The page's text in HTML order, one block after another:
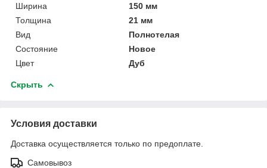
Ширина
150 мм
Толщина
21 мм
Вид
Полнотелая
Состояние
Новое
Цвет
Дуб
Скрыть
Условия доставки
Доставка осуществляется только по предоплате.
Самовывоз